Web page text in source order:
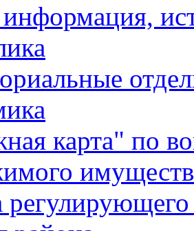
карта" по